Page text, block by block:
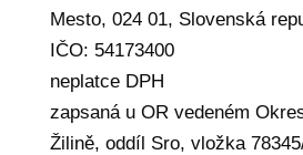
Mesto, 024 01, Slovenská
IČO: 54173400
neplatce DPH
zapsaná u OR vedeném
Žilině, oddíl Sro, vložka